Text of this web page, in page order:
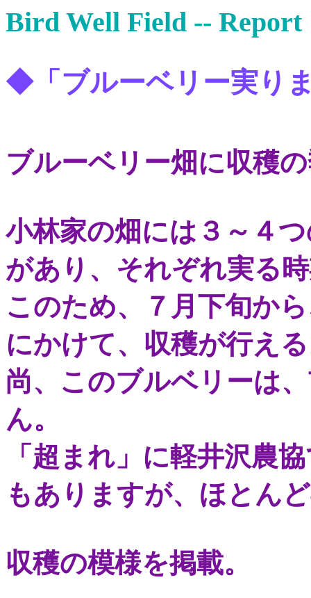
Bird Well Field --
◆「ブルーベリー実り
ブルーベリー畑に収穫
小林家の畑には３～４
があり、それぞれ実る
このため、７月下旬か
にかけて、収穫が行え
尚、このブルベリーは
ん。
「超まれ」に軽井沢農
もありますが、ほとん
収穫の模様を掲載。